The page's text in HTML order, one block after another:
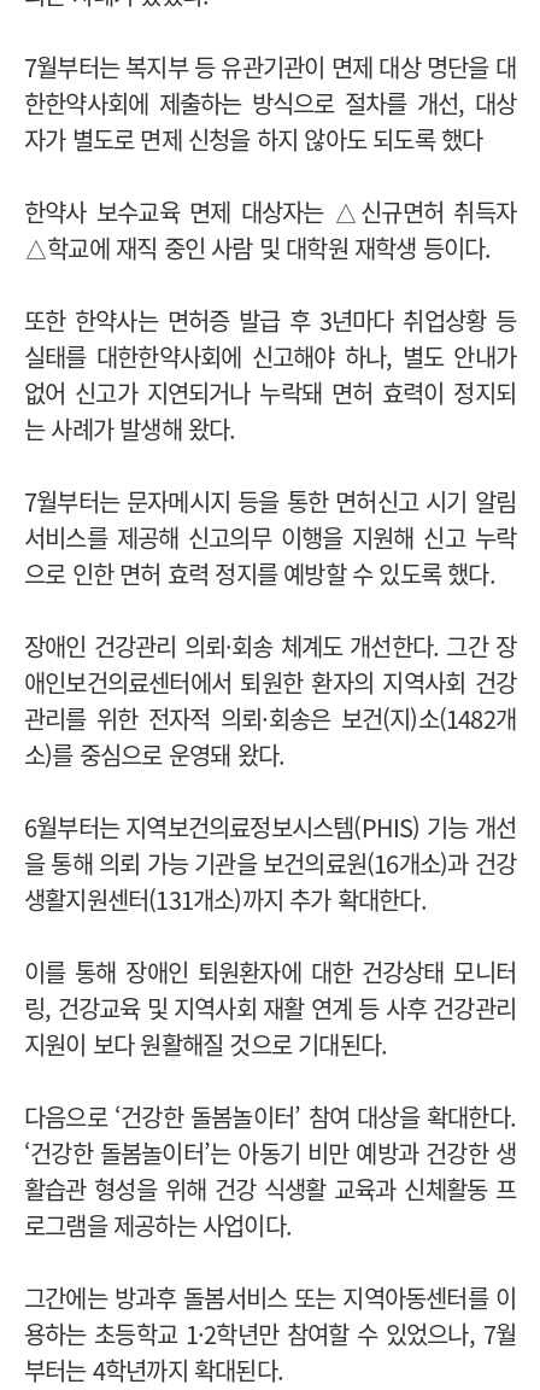
7월부터는 복지부 등 유관기관이 면제 대상 명단을 대
한한약사회에 제출하는 방식으로 절차를 개선, 대상
자가 별도로 면제 신청을 하지 않아도 되도록 했다
한약사 보수교육 면제 대상자는 △신규면허 취득자
△학교에 재직 중인 사람 및 대학원 재학생 등이다.
또한 한약사는 면허증 발급 후 3년마다 취업상황 등
실태를 대한한약사회에 신고해야 하나, 별도 안내가
없어 신고가 지연되거나 누락돼 면허 효력이 정지되
는 사례가 발생해 왔다.
7월부터는 문자메시지 등을 통한 면허신고 시기 알림
서비스를 제공해 신고의무 이행을 지원해 신고 누락
으로 인한 면허 효력 정지를 예방할 수 있도록 했다.
장애인 건강관리 의뢰·회송 체계도 개선한다. 그간 장
애인보건의료센터에서 퇴원한 환자의 지역사회 건강
관리를 위한 전자적 의뢰·회송은 보건(지)소(1482개
소)를 중심으로 운영돼 왔다.
6월부터는 지역보건의료정보시스템(PHIS) 기능 개선
을 통해 의뢰 가능 기관을 보건의료원(16개소)과 건강
생활지원센터(131개소)까지 추가 확대한다.
이를 통해 장애인 퇴원환자에 대한 건강상태 모니터
링, 건강교육 및 지역사회 재활 연계 등 사후 건강관리
지원이 보다 원활해질 것으로 기대된다.
다음으로 ‘건강한 돌봄놀이터’ 참여 대상을 확대한다.
‘건강한 돌봄놀이터’는 아동기 비만 예방과 건강한 생
활습관 형성을 위해 건강 식생활 교육과 신체활동 프
로그램을 제공하는 사업이다.
그간에는 방과후 돌봄서비스 또는 지역아동센터를 이
용하는 초등학교 1·2학년만 참여할 수 있었으나, 7월
부터는 4학년까지 확대된다.